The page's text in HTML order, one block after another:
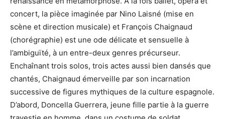
concert, la pièce imaginée par Nino Laisné (mise en
scène et direction musicale) et François Chaignaud
(chorégraphie) est une ode délicate et sensuelle à
l’ambiguïté, à un entre-deux genres précurseur.
Enchaînant trois solos, trois actes aussi bien dansés que
chantés, Chaignaud émerveille par son incarnation
successive de figures mythiques de la culture espagnole.
D’abord, Doncella Guerrera, jeune fille partie à la guerre